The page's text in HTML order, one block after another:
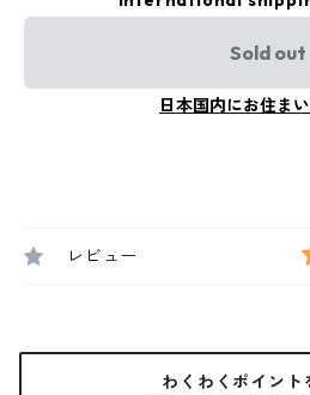
Sold out
日本国内にお住ま
レビュー
わくわくポイント